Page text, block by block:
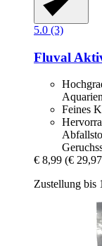
5.0 (3)
Fluval
Feines
€ 8,99 (€
Zustellung bis